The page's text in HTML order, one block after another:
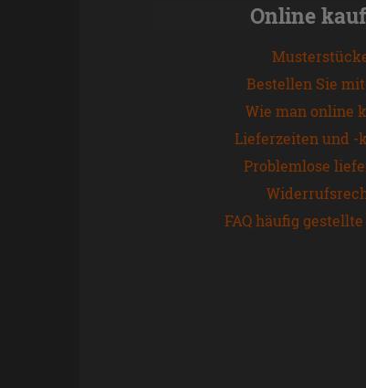
Online
Bestellen Sie
Wie man online
Lieferzeiten und -
Problemlose
FAQ häufig